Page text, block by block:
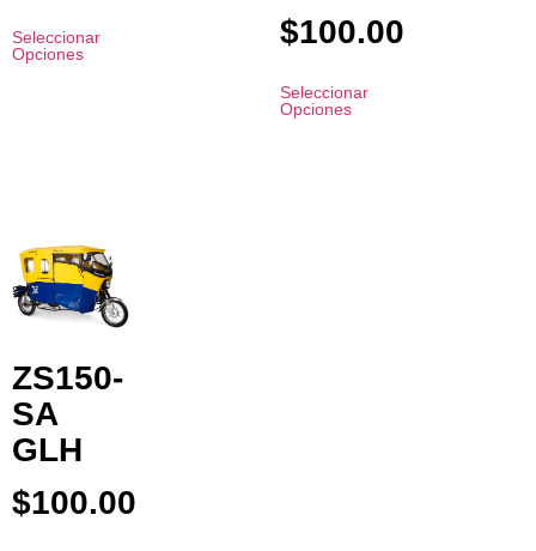
Seleccionar
Opciones
$100.00
Seleccionar
Opciones
ZS150-
SA
GLH
$100.00